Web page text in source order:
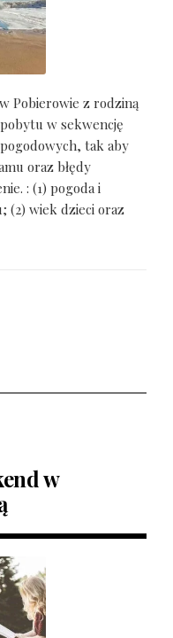
Pobierowie z rodziną
w sekwencję
tak aby
oraz błędy
: (1) pogoda i
(2) wiek dzieci oraz
w